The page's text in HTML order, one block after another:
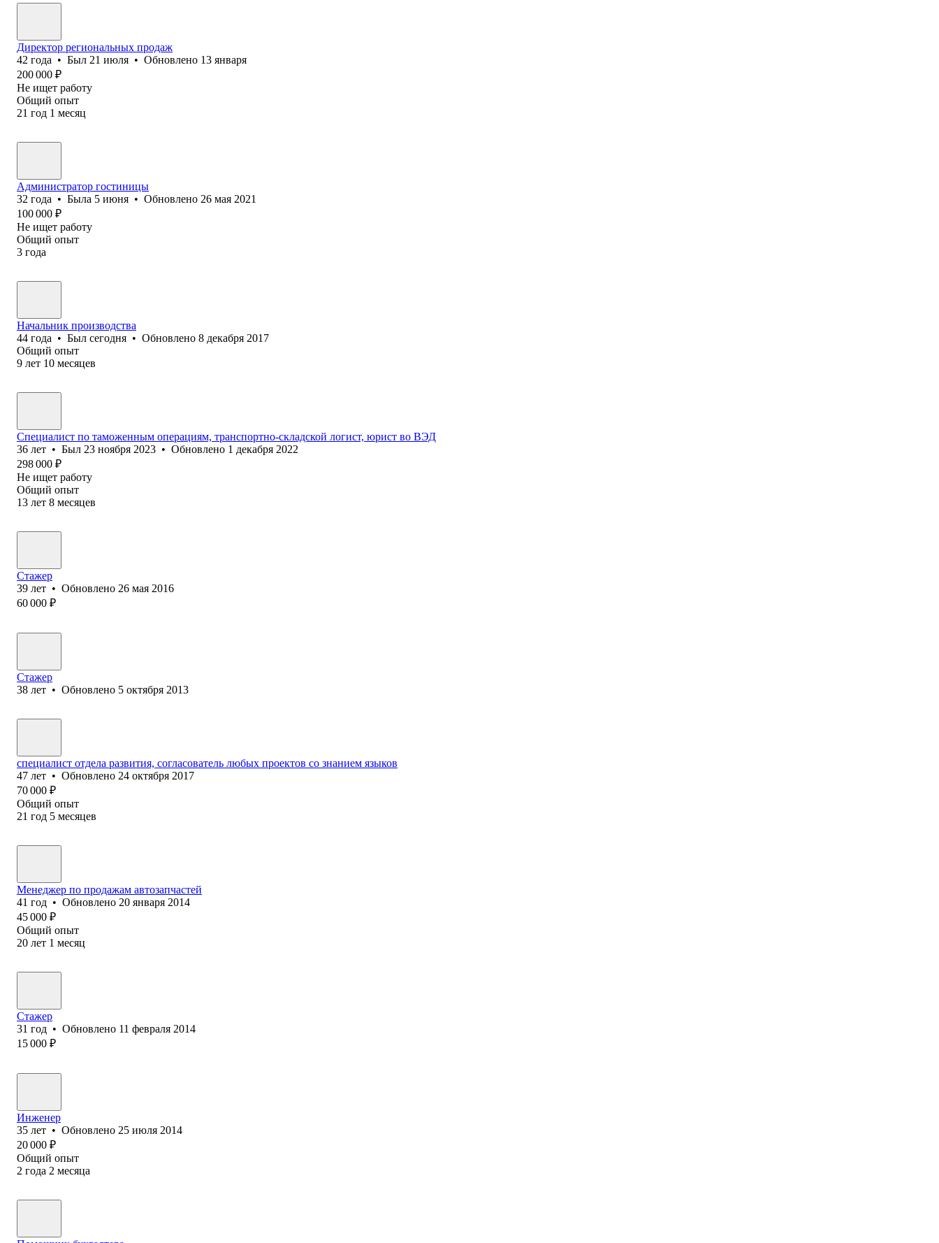
Директор региональных продаж
42 года • Был 21 июля • Обновлено 13 января
200 000 ₽
Не ищет работу
Общий опыт
21 год 1 месяц
Администратор гостиницы
32 года • Была 5 июня • Обновлено 26 мая 2021
100 000 ₽
Не ищет работу
Общий опыт
3 года
Начальник производства
44 года • Был сегодня • Обновлено 8 декабря 2017
Общий опыт
9 лет 10 месяцев
Специалист по таможенным операциям, транспортно-складской логист, юрист во ВЭД
36 лет • Был 23 ноября 2023 • Обновлено 1 декабря 2022
298 000 ₽
Не ищет работу
Общий опыт
13 лет 8 месяцев
Стажер
39 лет • Обновлено 26 мая 2016
60 000 ₽
Стажер
38 лет • Обновлено 5 октября 2013
специалист отдела развития, согласователь любых проектов со знанием языков
47 лет • Обновлено 24 октября 2017
70 000 ₽
Общий опыт
21 год 5 месяцев
Менеджер по продажам автозапчастей
41 год • Обновлено 20 января 2014
45 000 ₽
Общий опыт
20 лет 1 месяц
Стажер
31 год • Обновлено 11 февраля 2014
15 000 ₽
Инженер
35 лет • Обновлено 25 июля 2014
20 000 ₽
Общий опыт
2 года 2 месяца